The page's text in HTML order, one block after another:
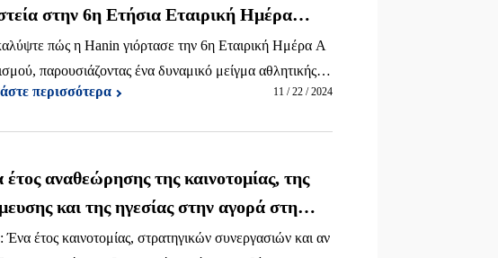
στην 6η Ετήσια Εταιρική Ημέρα
πώς η Hanin γιόρτασε την 6η Εταιρική Ημέρα Α
παρουσιάζοντας ένα δυναμικό μείγμα αθλητικής ικ
και ομαδικού πνεύματος μεταξύ των εργαζομένων τη
περισσότερα 11 / 22 / 2024
αναθεώρησης της καινοτομίας, της
και της ηγεσίας στην αγορά στη
εκτύπωσης
Ένα έτος καινοτομίας, στρατηγικών συνεργασιών και αν